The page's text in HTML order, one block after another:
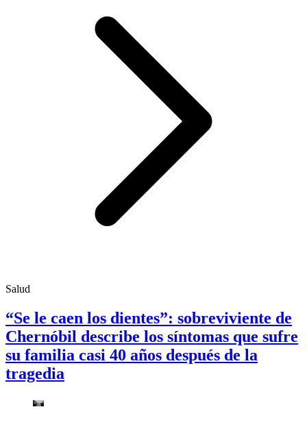
Salud
“Se le caen los dientes”: sobreviviente de
Chernóbil describe los síntomas que sufre
su familia casi 40 años después de la
tragedia